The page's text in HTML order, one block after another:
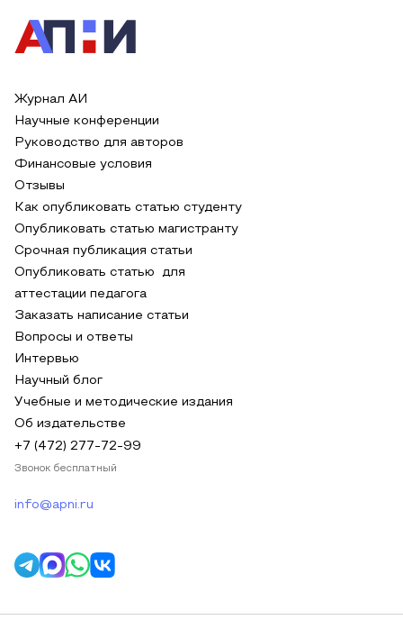
Журнал АИ
Научные конференции
Руководство для авторов
Финансовые условия
Отзывы
Как опубликовать статью студенту
Опубликовать статью магистранту
Срочная публикация статьи
Опубликовать статью для
аттестации педагога
Заказать написание статьи
Вопросы и ответы
Интервью
Научный блог
Учебные и методические издания
Об издательстве
+7 (472) 277-72-99
Звонок бесплатный
info@apni.ru